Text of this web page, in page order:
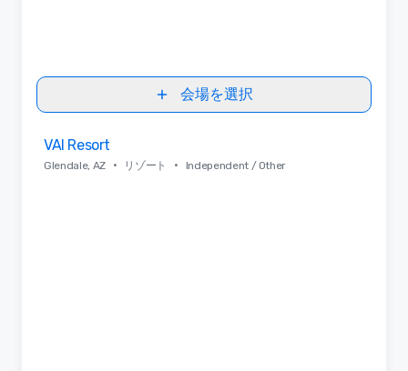
会場を選択
VAI Resort
Glendale, AZ • リゾート • Independent / Other